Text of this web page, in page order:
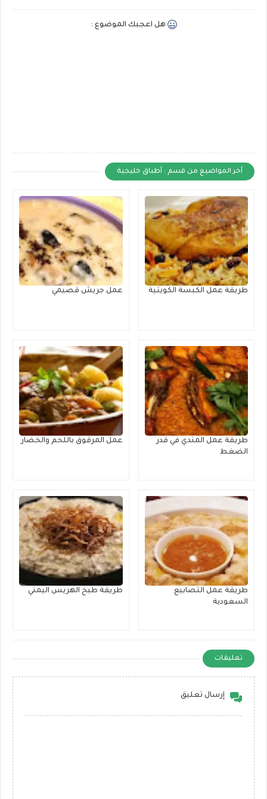
هل اعجبك الموضوع :
أخر المواضيع من قسم : أطباق خليجية
طريقة عمل الكبسة الكويتية عمل جريش قصيمي
طريقة عمل المندي في قدر
الضغط
عمل المرقوق باللحم والخضار
طريقة عمل التصابيع
السعودية
طريقة طبخ الهريس اليمني
تعليقات
إرسال تعليق